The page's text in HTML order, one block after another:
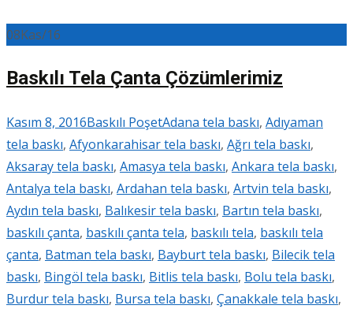
08Kas/16
Baskılı Tela Çanta Çözümlerimiz
Kasım 8, 2016Baskılı PoşetAdana tela baskı, Adıyaman
tela baskı, Afyonkarahisar tela baskı, Ağrı tela baskı,
Aksaray tela baskı, Amasya tela baskı, Ankara tela baskı,
Antalya tela baskı, Ardahan tela baskı, Artvin tela baskı,
Aydın tela baskı, Balıkesir tela baskı, Bartın tela baskı,
baskılı çanta, baskılı çanta tela, baskılı tela, baskılı tela
çanta, Batman tela baskı, Bayburt tela baskı, Bilecik tela
baskı, Bingöl tela baskı, Bitlis tela baskı, Bolu tela baskı,
Burdur tela baskı, Bursa tela baskı, Çanakkale tela baskı,